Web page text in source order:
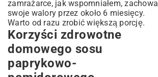
zamrażarce, jak wspomniałem, zachowa
swoje walory przez około 6 miesięcy.
Warto od razu zrobić większą porcję.
Korzyści zdrowotne
domowego sosu
paprykowo-